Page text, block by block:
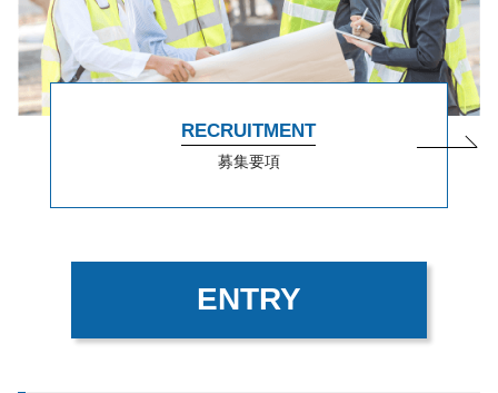
RECRUITMENT
募集要項
ENTRY